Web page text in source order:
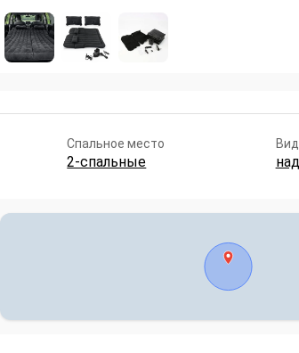
Спальное место
2-спальные
Вид